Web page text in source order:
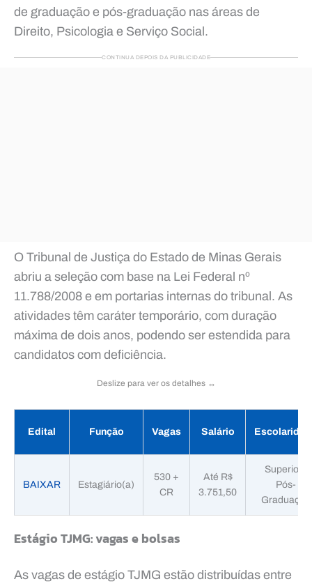
de graduação e pós-graduação nas áreas de
Direito, Psicologia e Serviço Social.
CONTINUA DEPOIS DA PUBLICIDADE
O Tribunal de Justiça do Estado de Minas Gerais
abriu a seleção com base na Lei Federal nº
11.788/2008 e em portarias internas do tribunal. As
atividades têm caráter temporário, com duração
máxima de dois anos, podendo ser estendida para
candidatos com deficiência.
Deslize para ver os detalhes ↔️
Edital Função Vagas Salário
BAIXAR Estagiário(a)
530 +
CR
Até R$
3.751,50
Superior /
Pós-
Graduação
Estágio TJMG: vagas e bolsas
As vagas de estágio TJMG estão distribuídas entre